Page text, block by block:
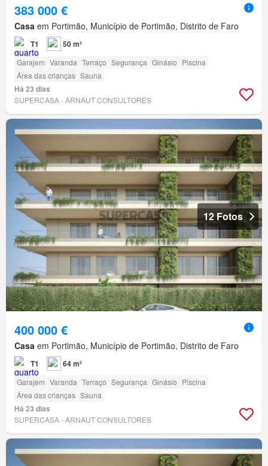
383 000 €
Casa em Portimão, Município de Portimão, Distrito de Faro
T1 50 m²
Garajem Varanda Terraço Segurança Ginásio Piscina
Área das crianças Sauna
Há 23 dias
SUPERCASA - ARNAUT CONSULTORES
12 Fotos
400 000 €
Casa em Portimão, Município de Portimão, Distrito de Faro
T1 64 m²
Garajem Varanda Terraço Segurança Ginásio Piscina
Área das crianças Sauna
Há 23 dias
SUPERCASA - ARNAUT CONSULTORES